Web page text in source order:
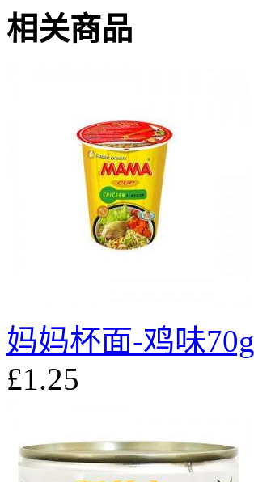
相关商品
妈妈杯面-鸡味70g
£1.25